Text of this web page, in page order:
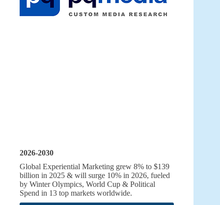
2026-2030
Global Experiential Marketing grew 8% to $139
billion in 2025 & will surge 10% in 2026, fueled
by Winter Olympics, World Cup & Political
Spend in 13 top markets worldwide.